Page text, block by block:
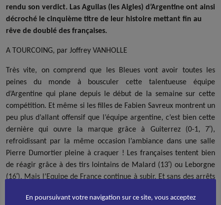
rendu son verdict. Las Aguilas (les Aigles) d’Argentine ont ainsi
décroché le cinquième titre de leur histoire mettant fin au
rêve de doublé des françaises.
A TOURCOING, par Joffrey VANHOLLE
Très vite, on comprend que les Bleues vont avoir toutes les
peines du monde à bousculer cette talentueuse équipe
d’Argentine qui plane depuis le début de la semaine sur cette
compétition. Et même si les filles de Fabien Savreux montrent un
peu plus d’allant offensif que l’équipe argentine, c’est bien cette
dernière qui ouvre la marque grâce à Guiterrez (0-1, 7′),
refroidissant par la même occasion l’ambiance dans une salle
Pierre Dumortier pleine à craquer ! Les françaises tentent bien
de réagir grâce à des tirs lointains de Malard (13′) ou Leborgne
(16′). Mais l’Equipe de France continue à subir. Et sans des arrêts
cette première période aurait pu s’achever sur un score
En poursuivant votre navigation sur ce site, vous acceptez